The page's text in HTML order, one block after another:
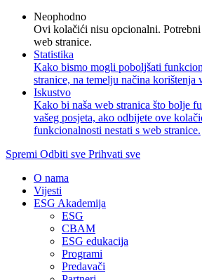
Neophodno
Ovi kolačići nisu opcionalni.
web stranice.
Statistika
Kako bismo mogli poboljšati
stranice, na temelju načina korištenja
Iskustvo
Kako bi naša web stranica što bolje
vašeg posjeta, ako odbijete ove
funkcionalnosti nestati s web stranice.
Spremi Odbiti sve Prihvati sve
O nama
Vijesti
ESG Akademija
ESG
CBAM
ESG edukacija
Programi
Predavači